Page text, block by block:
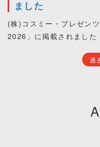
ました
(株)コスミー・プレゼン
2026」に掲載されました
過